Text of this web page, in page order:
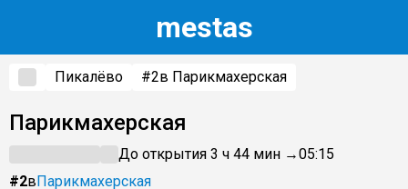
mestas
Пикалёво #2в Парикмахерская
Парикмахерская
До открытия 3 ч 44 мин →05:15
#2вПарикмахерская